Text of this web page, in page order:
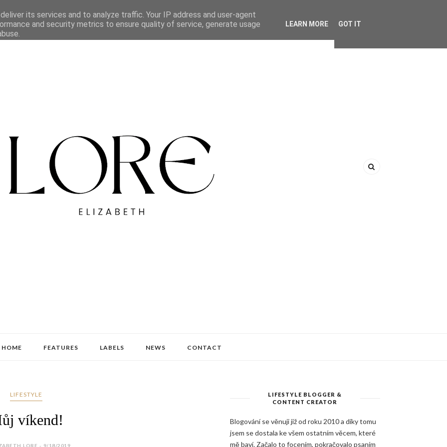
HOME FEATURES LABELS NEWS CONTACT
LIFESTYLE
víkend!
LORE - 9/18/2019
LIFESTYLE BLOGGER &
CONTENT CREATOR
Blogování se věnuji již od roku 2010 a díky tomu
jsem se dostala ke všem ostatním věcem, které
mě baví. Začalo to focením, pokračovalo psaním
its services and to analyze traffic. Your IP address and user-agent
and security metrics to ensure quality of service, generate usage
LEARN MORE GOT IT